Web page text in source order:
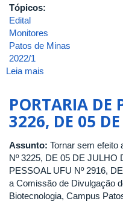
Tópicos:
Edital
Monitores
Patos de Minas
2022/1
Leia mais
Seleção
de
2022/1
-
Patos
de
Minas
PORTARIA DE
3226, DE 05
Assunto: Tornar sem efeito
Nº 3225, DE 05 DE JULHO
PESSOAL UFU Nº 2916,
a Comissão de Divulgação
Biotecnologia, Campus